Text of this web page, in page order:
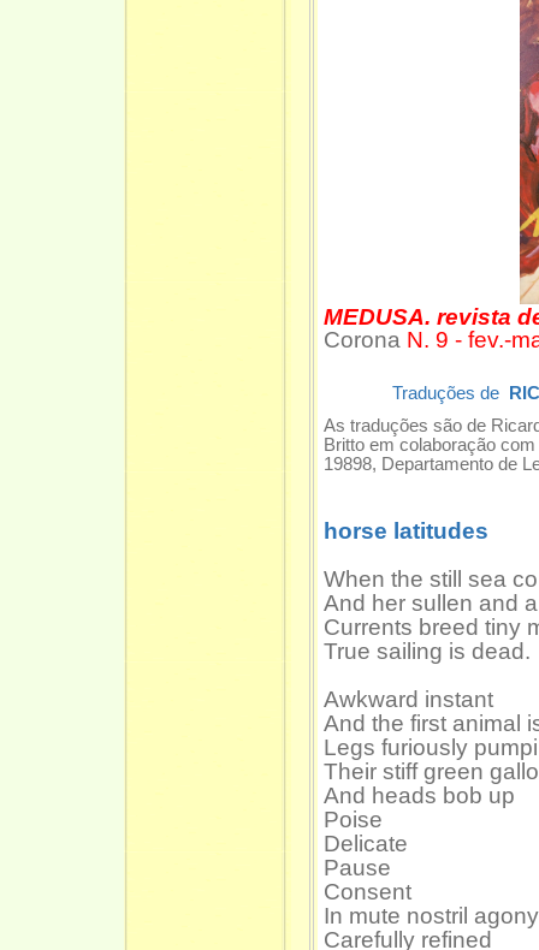
MEDUSA. revista
Corona N. 9 - fev.-
Traduções de
As traduções são de
Britto em colaboração
19898, Departamento de
horse latitudes
When the still sea
And her sullen and
Currents breed tiny
True sailing is dead.
Awkward instant
And the first animal
Legs furiously
Their stiff green
And heads bob up
Poise
Delicate
Pause
Consent
In mute nostril agony
Carefully refined